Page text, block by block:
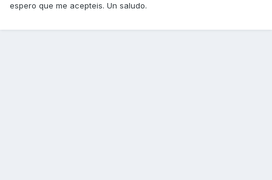
espero que me acepteis. Un saludo.